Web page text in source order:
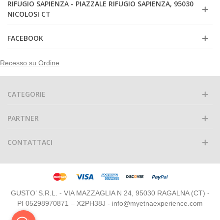
RIFUGIO SAPIENZA - PIAZZALE RIFUGIO SAPIENZA, 95030
NICOLOSI CT
FACEBOOK
Recesso su Ordine
CATEGORIE
PARTNER
CONTATTACI
GUSTO’ S.R.L. - VIA MAZZAGLIA N 24, 95030 RAGALNA (CT) -
PI 05298970871 – X2PH38J - info@myetnaexperience.com